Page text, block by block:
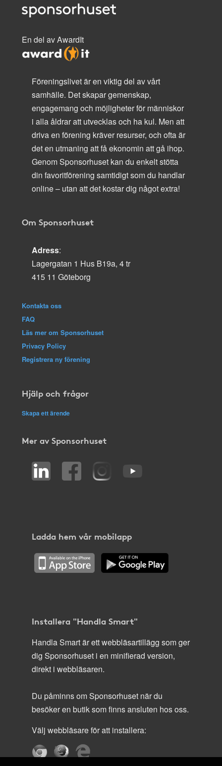
En del av AwardIt
Föreningslivet är en viktig del av vårt
samhälle. Det skapar gemenskap,
engagemang och möjligheter för människor
i alla åldrar att utvecklas och ha kul. Men att
driva en förening kräver resurser, och ofta är
det en utmaning att få ekonomin att gå ihop.
Genom Sponsorhuset kan du enkelt stötta
din favoritförening samtidigt som du handlar
online – utan att det kostar dig något extra!
Om Sponsorhuset
Adress:
Lagergatan 1 Hus B19a, 4 tr
415 11 Göteborg
Kontakta oss
FAQ
Läs mer om Sponsorhuset
Privacy Policy
Registrera ny förening
Hjälp och frågor
Skapa ett ärende
Mer av Sponsorhuset
Ladda hem vår mobilapp
Installera "Handla Smart"
Handla Smart är ett webbläsartillägg som ger
dig Sponsorhuset i en minifierad version,
direkt i webbläsaren.
Du påminns om Sponsorhuset när du
besöker en butik som finns ansluten hos oss.
Välj webbläsare för att installera: